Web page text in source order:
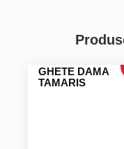
GHETE DAMA
TAMARIS